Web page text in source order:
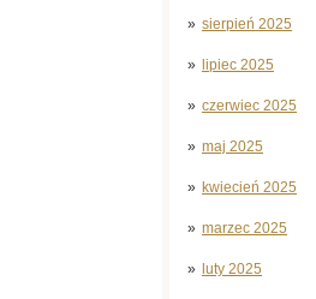
sierpień 2025
lipiec 2025
czerwiec 2025
maj 2025
kwiecień 2025
marzec 2025
luty 2025